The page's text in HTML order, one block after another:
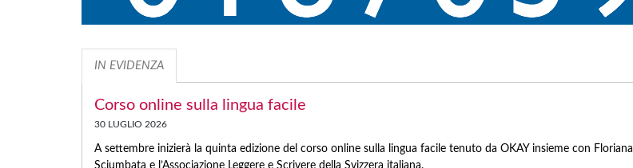
IN EVIDENZA
Corso online sulla lingua facile
30 LUGLIO 2026
A settembre inizierà la quinta edizione del corso online sulla lingua facile tenuto da OKAY insieme con Floriana
Sciumbata e l’Associazione Leggere e Scrivere della Svizzera italiana.